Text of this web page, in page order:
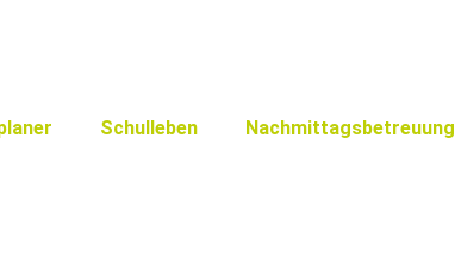
Schulleben Nachmittagsbetreuung